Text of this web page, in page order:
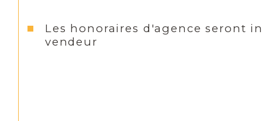
Les honoraires d'agence seront
vendeur